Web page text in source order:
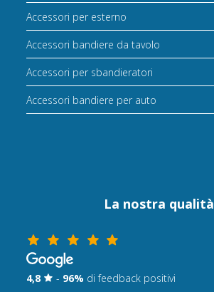
Accessori per esterno
Accessori bandiere da tavolo
Accessori per sbandieratori
Accessori bandiere per auto
La nostra qualità
4,8 - 96% di feedback positivi